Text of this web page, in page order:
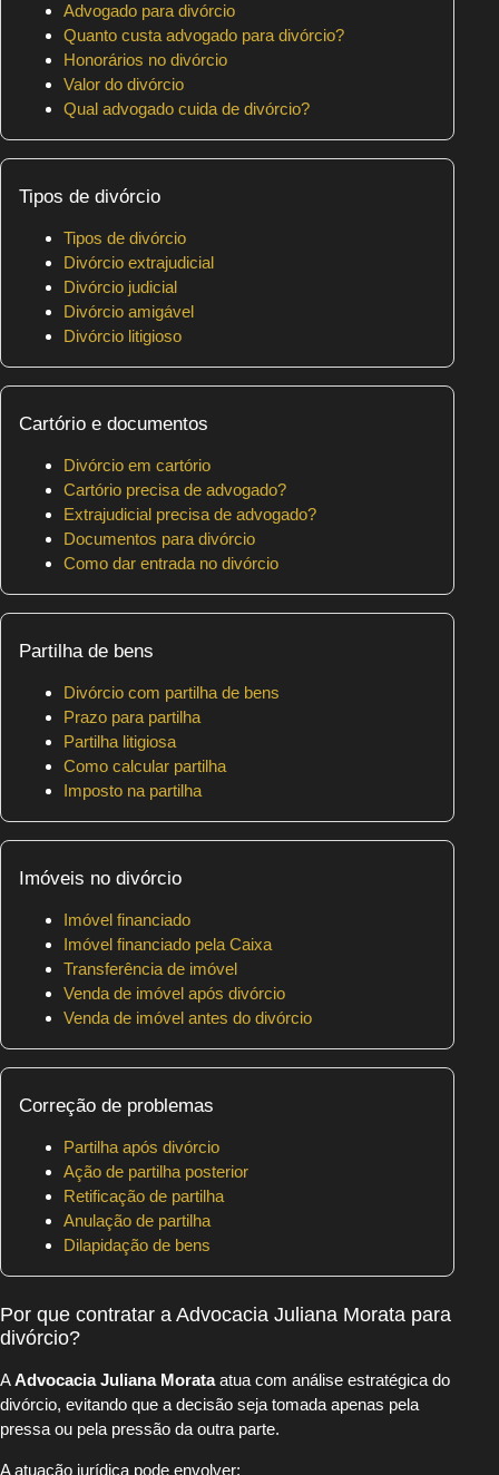
Advogado para divórcio
Quanto custa advogado para divórcio?
Honorários no divórcio
Valor do divórcio
Qual advogado cuida de divórcio?
Tipos de divórcio
Tipos de divórcio
Divórcio extrajudicial
Divórcio judicial
Divórcio amigável
Divórcio litigioso
Cartório e documentos
Divórcio em cartório
Cartório precisa de advogado?
Extrajudicial precisa de advogado?
Documentos para divórcio
Como dar entrada no divórcio
Partilha de bens
Divórcio com partilha de bens
Prazo para partilha
Partilha litigiosa
Como calcular partilha
Imposto na partilha
Imóveis no divórcio
Imóvel financiado
Imóvel financiado pela Caixa
Transferência de imóvel
Venda de imóvel após divórcio
Venda de imóvel antes do divórcio
Correção de problemas
Partilha após divórcio
Ação de partilha posterior
Retificação de partilha
Anulação de partilha
Dilapidação de bens
Por que contratar a Advocacia Juliana Morata para
divórcio?
AAdvocacia Juliana Morataatua com análise estratégica do
divórcio, evitando que a decisão seja tomada apenas pela
pressa ou pela pressão da outra parte.
A atuação jurídica pode envolver: